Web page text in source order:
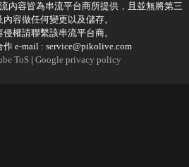
內容皆為串流平台商所提供，且並無將第三
容做任何變更以及儲存。
權請聯繫該串流平台商。
e-mail : service@pikolive.com
ToS| Google privacy policy